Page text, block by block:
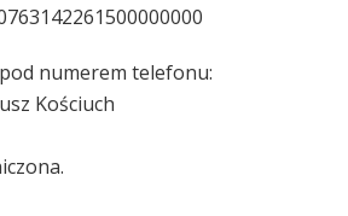
numerem telefonu:
Kościuch